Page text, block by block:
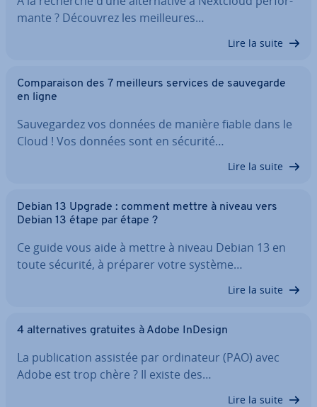
mante ? Découvrez les meil­leures…
Lire la suite
Com­pa­rai­son des 7 meilleurs services de sau­ve­garde
en ligne
Sau­ve­gar­dez vos données de manière fiable dans le
Cloud ! Vos données sont en sécurité…
Lire la suite
Debian 13 Upgrade : comment mettre à niveau vers
Debian 13 étape par étape ?
Ce guide vous aide à mettre à niveau Debian 13 en
toute sécurité, à préparer votre système…
Lire la suite
4 al­ter­na­tives gratuites à Adobe InDesign
La pu­bli­ca­tion assistée par or­di­na­teur (PAO) avec
Adobe est trop chère ? Il existe des…
Lire la suite